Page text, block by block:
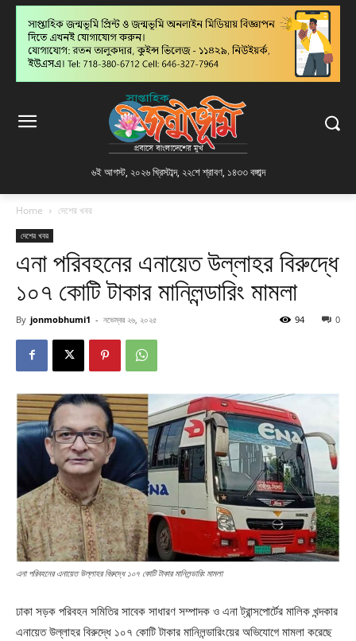
৬ই আগস্ট, ২০২৬ খ্রিস্টাব্দ, ২২শে শ্রাবণ, ১৪৩৩ বঙ্গাব্দ
Home দেশের খবর
দেশের খবর
এনা পরিবহনের এনায়েত উল্লাহর বিরুদ্ধে
১০৭ কোটি টাকার মানিলন্ডারিং মামলা
By jonmobhumi1 - নভেম্বর ২৬, ২০২৫ 0
94
এনা পরিবহনের এনায়েত উল্লাহর বিরুদ্ধে ১০৭ কোটি টাকার মানিলন্ডারিং মামলা
ঢাকা সড়ক পরিবহন সমিতির সাবেক সাধারণ সম্পাদক ও এনা ট্রান্সপোর্টের মালিক খন্দকার
এনায়েত উল্লাহর বিরুদ্ধে ১০৭ কোটি টাকার মানিলন্ডারিংয়ের অভিযোগে মামলা করেছে